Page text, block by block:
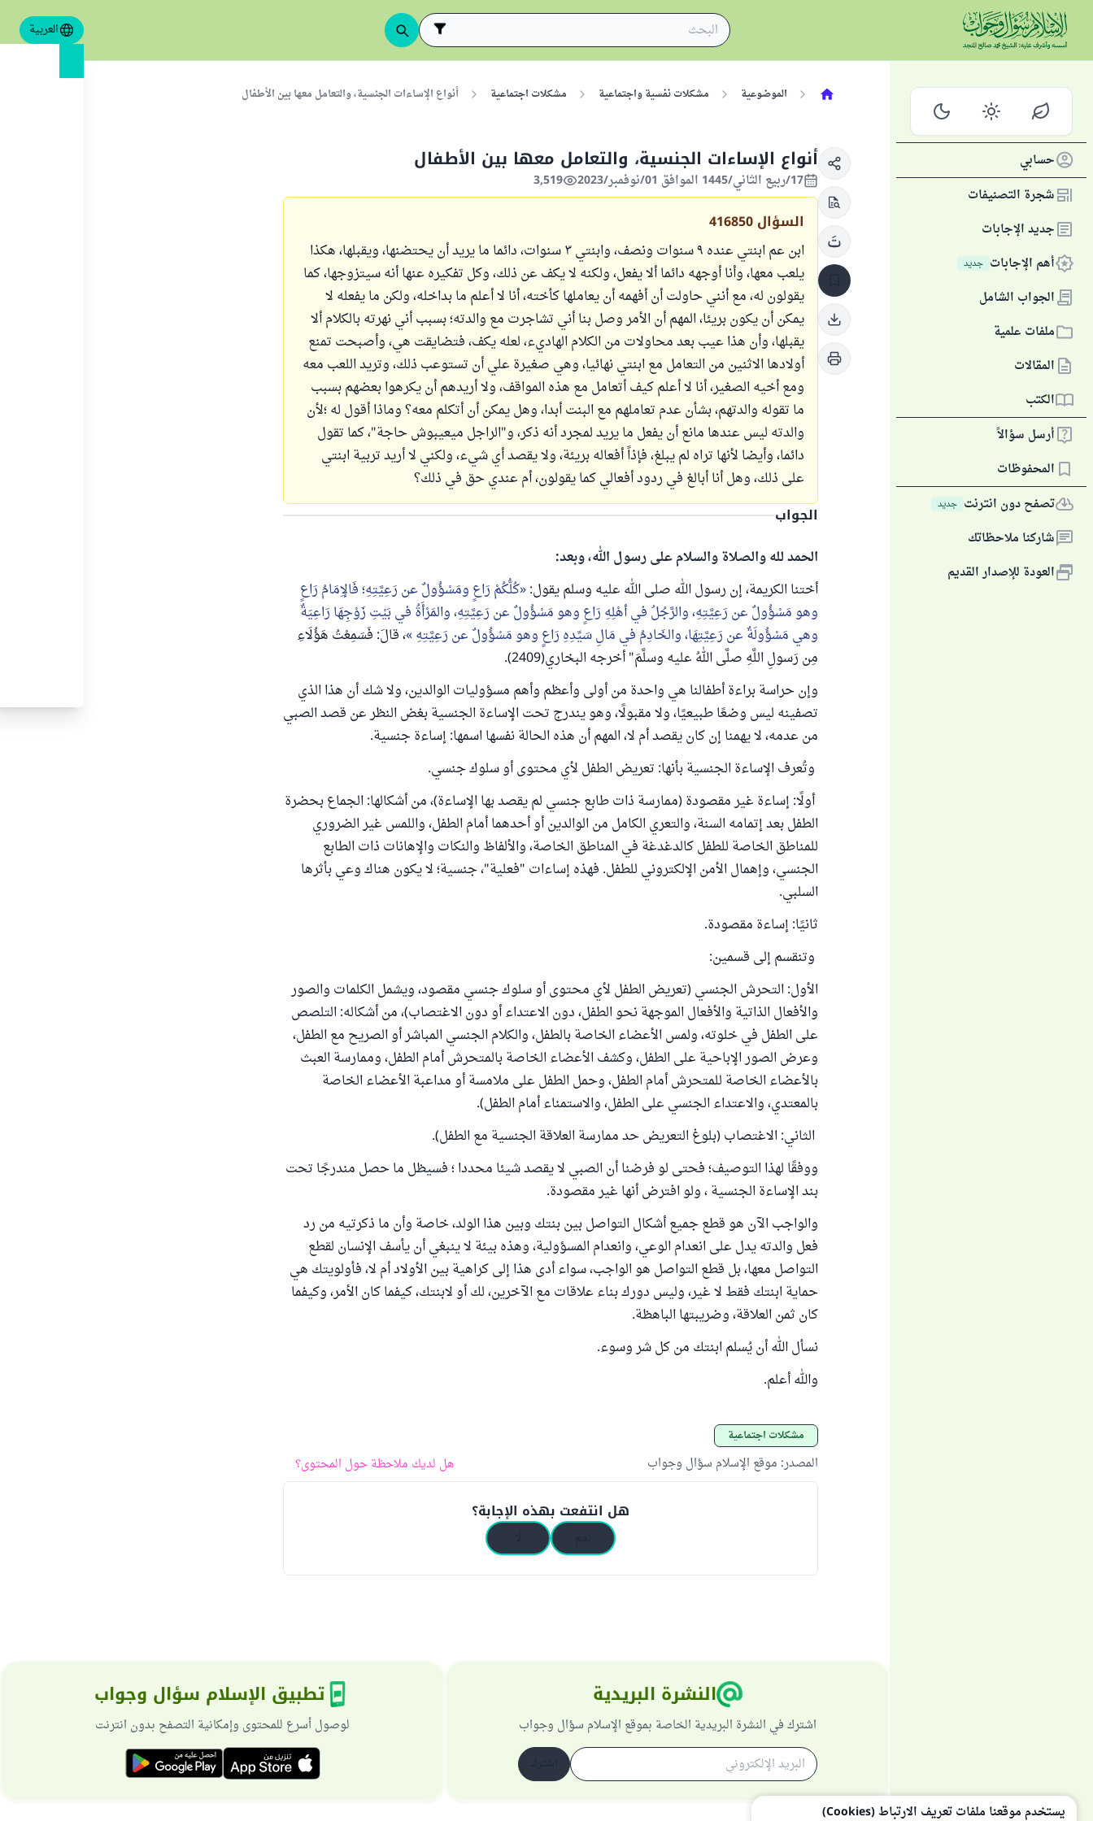
العربية
حسابي
شجرة التصنيفات
جديد الإجابات
أهم الإجابات جديد
الجواب الشامل
ملفات علمية
المقالات
الكتب
أرسل سؤالاً
المحفوظات
تصفح دون انترنت جديد
شاركنا ملاحظاتك
العودة للإصدار القديم
الموضوعية مشكلات نفسية واجتماعية مشكلات اجتماعية أنواع الإساءات الجنسية، والتعامل معها بين الأطفال
أنواع الإساءات الجنسية، والتعامل معها بين الأطفال
17/ربيع الثاني/1445 الموافق 01/نوفمبر/2023 3,519
السؤال 416850
ابن عم ابنتي عنده ٩ سنوات ونصف، وابنتي ٣ سنوات، دائما ما يريد أن يحتضنها، ويقبلها، هكذا
يلعب معها، وأنا أوجهه دائما ألا يفعل، ولكنه لا يكف عن ذلك، وكل تفكيره عنها أنه سيتزوجها، كما
يقولون له، مع أنني حاولت أن أفهمه أن يعاملها كأخته، أنا لا أعلم ما بداخله، ولكن ما يفعله لا
يمكن أن يكون بريئا، المهم أن الأمر وصل بنا أني تشاجرت مع والدته؛ بسبب أني نهرته بالكلام ألا
يقبلها، وأن هذا عيب بعد محاولات من الكلام الهاديء، لعله يكف، فتضايقت هي، وأصبحت تمنع
أولادها الاثنين من التعامل مع ابنتي نهائيا، وهي صغيرة علي أن تستوعب ذلك، وتريد اللعب معه
ومع أخيه الصغير، أنا لا أعلم كيف أتعامل مع هذه المواقف، ولا أريدهم أن يكرهوا بعضهم بسبب
ما تقوله والدتهم، بشأن عدم تعاملهم مع البنت أبدا، وهل يمكن أن أتكلم معه؟ وماذا أقول له ؛لأن
والدته ليس عندها مانع أن يفعل ما يريد لمجرد أنه ذكر، و"الراجل ميعيبوش حاجة"، كما تقول
دائما، وأيضا لأنها تراه لم يبلغ، فإذاً أفعاله بريئة، ولا يقصد أي شيء، ولكني لا أريد تربية ابنتي
على ذلك، وهل أنا أبالغ في ردود أفعالي كما يقولون، أم عندي حق في ذلك؟
الجواب
الحمد لله والصلاة والسلام على رسول الله، وبعد:
أختنا الكريمة، إن رسول الله صلى الله عليه وسلم يقول: كُلُّكُمْ رَاعٍ ومَسْؤُولٌ عن رَعِيَّتِهِ؛ فَالإِمَامُ رَاعٍ
وهو مَسْؤُولٌ عن رَعِيَّتِهِ، والرَّجُلُ في أهْلِهِ رَاعٍ وهو مَسْؤُولٌ عن رَعِيَّتِهِ، والمَرْأَةُ في بَيْتِ زَوْجِهَا رَاعِيَةٌ
وهي مَسْؤُولَةٌ عن رَعِيَّتِهَا، والخَادِمُ في مَالِ سَيِّدِهِ رَاعٍ وهو مَسْؤُولٌ عن رَعِيَّتِهِ ، قالَ: فَسَمِعْتُ هَؤُلَاءِ
مِن رَسولِ اللَّهِ صلَّى اللهُ عليه وسلَّمَ" أخرجه البخاري(2409).
وإن حراسة براءة أطفالنا هي واحدة من أولى وأعظم وأهم مسؤوليات الوالدين، ولا شك أن هذا الذي
تصفينه ليس وضعًا طبيعيًا، ولا مقبولًا، وهو يندرج تحت الإساءة الجنسية بغض النظر عن قصد الصبي
من عدمه، لا يهمنا إن كان يقصد أم لا، المهم أن هذه الحالة نفسها اسمها: إساءة جنسية.
وتُعرف الإساءة الجنسية بأنها: تعريض الطفل لأي محتوى أو سلوك جنسي.
أولًا: إساءة غير مقصودة (ممارسة ذات طابع جنسي لم يقصد بها الإساءة)، من أشكالها: الجماع بحضرة
الطفل بعد إتمامه السنة، والتعري الكامل من الوالدين أو أحدهما أمام الطفل، واللمس غير الضروري
للمناطق الخاصة للطفل كالدغدغة في المناطق الخاصة، والألفاظ والنكات والإهانات ذات الطابع
الجنسي، وإهمال الأمن الإلكتروني للطفل. فهذه إساءات "فعلية"، جنسية؛ لا يكون هناك وعي بأثرها
السلبي.
ثانيًا: إساءة مقصودة.
وتنقسم إلى قسمين:
الأول: التحرش الجنسي (تعريض الطفل لأي محتوى أو سلوك جنسي مقصود، ويشمل الكلمات والصور
والأفعال الذاتية والأفعال الموجهة نحو الطفل، دون الاعتداء أو دون الاغتصاب)، من أشكاله: التلصص
على الطفل في خلوته، ولمس الأعضاء الخاصة بالطفل، والكلام الجنسي المباشر أو الصريح مع الطفل،
وعرض الصور الإباحية على الطفل، وكشف الأعضاء الخاصة بالمتحرش أمام الطفل، وممارسة العبث
بالأعضاء الخاصة للمتحرش أمام الطفل، وحمل الطفل على ملامسة أو مداعبة الأعضاء الخاصة
بالمعتدي، والاعتداء الجنسي على الطفل، والاستمناء أمام الطفل).
الثاني: الاغتصاب (بلوغ التعريض حد ممارسة العلاقة الجنسية مع الطفل).
ووفقًا لهذا التوصيف؛ فحتى لو فرضنا أن الصبي لا يقصد شيئا محددا ؛ فسيظل ما حصل مندرجًا تحت
بند الإساءة الجنسية ، ولو افترض أنها غير مقصودة.
والواجب الآن هو قطع جميع أشكال التواصل بين بنتك وبين هذا الولد، خاصة وأن ما ذكرتيه من رد
فعل والدته يدل على انعدام الوعي، وانعدام المسؤولية، وهذه بيئة لا ينبغي أن يأسف الإنسان لقطع
التواصل معها، بل قطع التواصل هو الواجب، سواء أدى هذا إلى كراهية بين الأولاد أم لا، فأولويتك هي
حماية ابنتك فقط لا غير، وليس دورك بناء علاقات مع الآخرين، لك أو لابنتك، كيفما كان الأمر، وكيفما
كان ثمن العلاقة، وضريبتها الباهظة.
نسأل الله أن يُسلم ابنتك من كل شر وسوء.
والله أعلم.
مشكلات اجتماعية
المصدر: موقع الإسلام سؤال وجواب هل لديك ملاحظة حول المحتوى؟
هل انتفعت بهذه الإجابة؟
النشرة البريدية
اشترك في النشرة البريدية الخاصة بموقع الإسلام سؤال وجواب
تطبيق الإسلام سؤال وجواب
لوصول أسرع للمحتوى وإمكانية التصفح بدون انترنت
يستخدم موقعنا ملفات تعريف الارتباط (Cookies)